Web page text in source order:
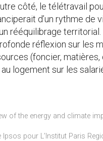
côté, le télétravail
d’un rythme
rééquilibrage
réflexion sur les
(foncier, matières,
logement sur les
of the energy and climate
pour L’Institut Paris